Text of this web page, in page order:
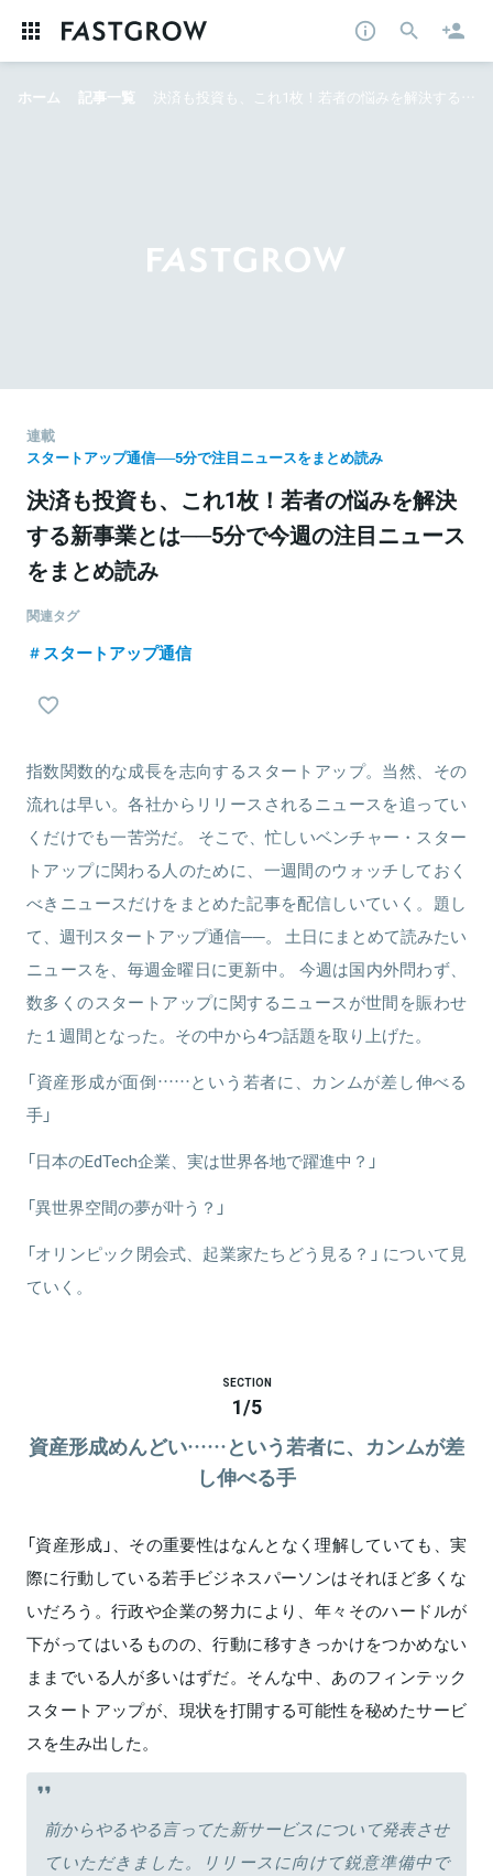
ホーム 記事一覧 決済も投資も、これ1枚！若者の悩みを解決する新事業とは──5分で今週の注目ニュースをまとめ読み
連載
スタートアップ通信──5分で注目ニュースをまとめ読み
決済も投資も、これ1枚！若者の悩みを解決
する新事業とは──5分で今週の注目ニュース
をまとめ読み
関連タグ
スタートアップ通信
指数関数的な成長を志向するスタートアップ。当然、その
流れは早い。各社からリリースされるニュースを追ってい
くだけでも一苦労だ。 そこで、忙しいベンチャー・スター
トアップに関わる人のために、一週間のウォッチしておく
べきニュースだけをまとめた記事を配信しいていく。題し
て、週刊スタートアップ通信──。 土日にまとめて読みたい
ニュースを、毎週金曜日に更新中。 今週は国内外問わず、
数多くのスタートアップに関するニュースが世間を賑わせ
た１週間となった。その中から4つ話題を取り上げた。
「資産形成が面倒……という若者に、カンムが差し伸べる
手」
「日本のEdTech企業、実は世界各地で躍進中？」
「異世界空間の夢が叶う？」
「オリンピック閉会式、起業家たちどう見る？」 について見
ていく。
SECTION
1/5
資産形成めんどい……という若者に、カンムが差
し伸べる手
「資産形成」、その重要性はなんとなく理解していても、実
際に行動している若手ビジネスパーソンはそれほど多くな
いだろう。行政や企業の努力により、年々そのハードルが
下がってはいるものの、行動に移すきっかけをつかめない
ままでいる人が多いはずだ。そんな中、あのフィンテック
スタートアップが、現状を打開する可能性を秘めたサービ
スを生み出した。
前からやるやる言ってた新サービスについて発表させ
ていただきました。リリースに向けて鋭意準備中で